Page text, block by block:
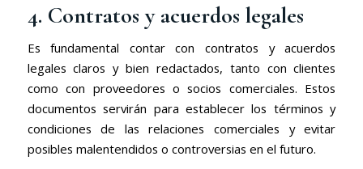
4. Contratos y acuerdos legales
Es fundamental contar con contratos y acuerdos
legales claros y bien redactados, tanto con clientes
como con proveedores o socios comerciales. Estos
documentos servirán para establecer los términos y
condiciones de las relaciones comerciales y evitar
posibles malentendidos o controversias en el futuro.